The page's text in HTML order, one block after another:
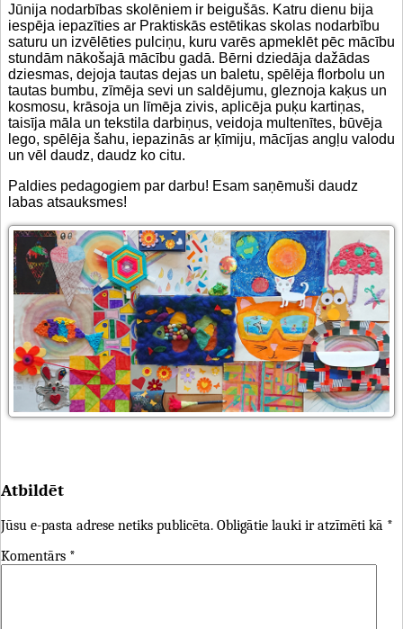
Jūnija nodarbības skolēniem ir beigušās. Katru dienu bija
iespēja iepazīties ar Praktiskās estētikas skolas nodarbību
saturu un izvēlēties pulciņu, kuru varēs apmeklēt pēc mācību
stundām nākošajā mācību gadā. Bērni dziedāja dažādas
dziesmas, dejoja tautas dejas un baletu, spēlēja florbolu un
tautas bumbu, zīmēja sevi un saldējumu, gleznoja kaķus un
kosmosu, krāsoja un līmēja zivis, aplicēja puķu kartiņas,
taisīja māla un tekstila darbiņus, veidoja multenītes, būvēja
lego, spēlēja šahu, iepazinās ar ķīmiju, mācījas angļu valodu
un vēl daudz, daudz ko citu.
Paldies pedagogiem par darbu! Esam saņēmuši daudz
labas atsauksmes!
Atbildēt
Jūsu e-pasta adrese netiks publicēta. Obligātie lauki ir atzīmēti kā *
Komentārs *